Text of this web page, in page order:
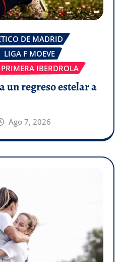
DE MADRID
LIGA F MOEVE
PRIMERA IBERDROLA
un regreso estelar a
Ago 7, 2026